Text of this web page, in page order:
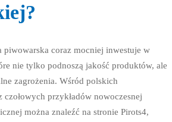
piwowarska coraz mocniej inwestuje w
nie tylko podnoszą jakość produktów, ale
zagrożenia. Wśród polskich
czołowych przykładów nowoczesnej
można znaleźć na stronie Pirots4,